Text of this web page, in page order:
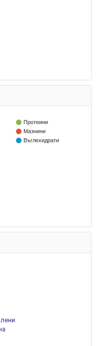
Протеини
Мазнини
Въглехидрати